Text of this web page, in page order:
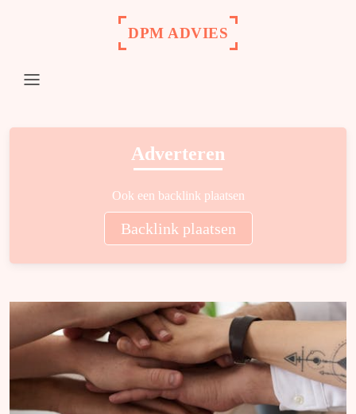
DPM ADVIES
Adverteren
Ook een backlink plaatsen
Backlink plaatsen